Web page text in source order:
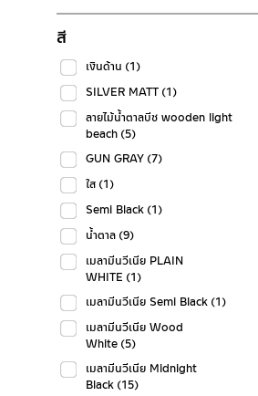
สี
เงินด้าน (1)
SILVER MATT (1)
ลายไม้น้ำตาลบีช wooden light
beach (5)
GUN GRAY (7)
ใส (1)
Semi Black (1)
น้ำตาล (9)
เมลามีนวีเนีย PLAIN
WHITE (1)
เมลามีนวีเนีย Semi Black (1)
เมลามีนวีเนีย Wood
White (5)
เมลามีนวีเนีย Midnight
Black (15)